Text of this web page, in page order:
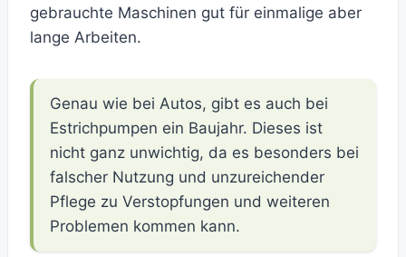
gebrauchte Maschinen gut für einmalige aber
lange Arbeiten.
Genau wie bei Autos, gibt es auch bei
Estrichpumpen ein Baujahr. Dieses ist
nicht ganz unwichtig, da es besonders bei
falscher Nutzung und unzureichender
Pflege zu Verstopfungen und weiteren
Problemen kommen kann.